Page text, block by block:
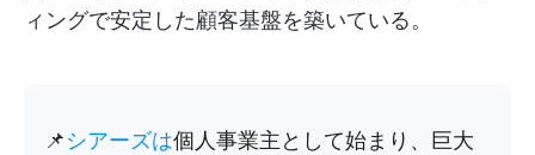
ィングで安定した顧客基盤を築いている。
📌シアーズは個人事業主として始まり、巨大